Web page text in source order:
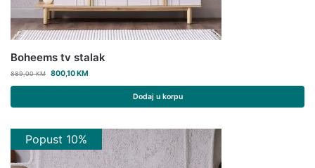
Boheems tv stalak
889,00KM 800,10KM
Dodaj u korpu
Popust 10%